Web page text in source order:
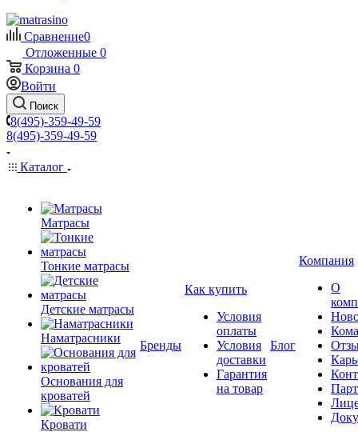
Сравнение0
Отложенные 0
Корзина 0
Войти
Поиск
8(495)-359-49-59
8(495)-359-49-59
Каталог
Матрасы
Тонкие матрасы
Детские матрасы
Наматрасники
Основания для
кроватей
Кровати
Бренды
Как купить
Условия
оплаты
Условия
доставки
Гарантия
на товар
Блог
Компания
О